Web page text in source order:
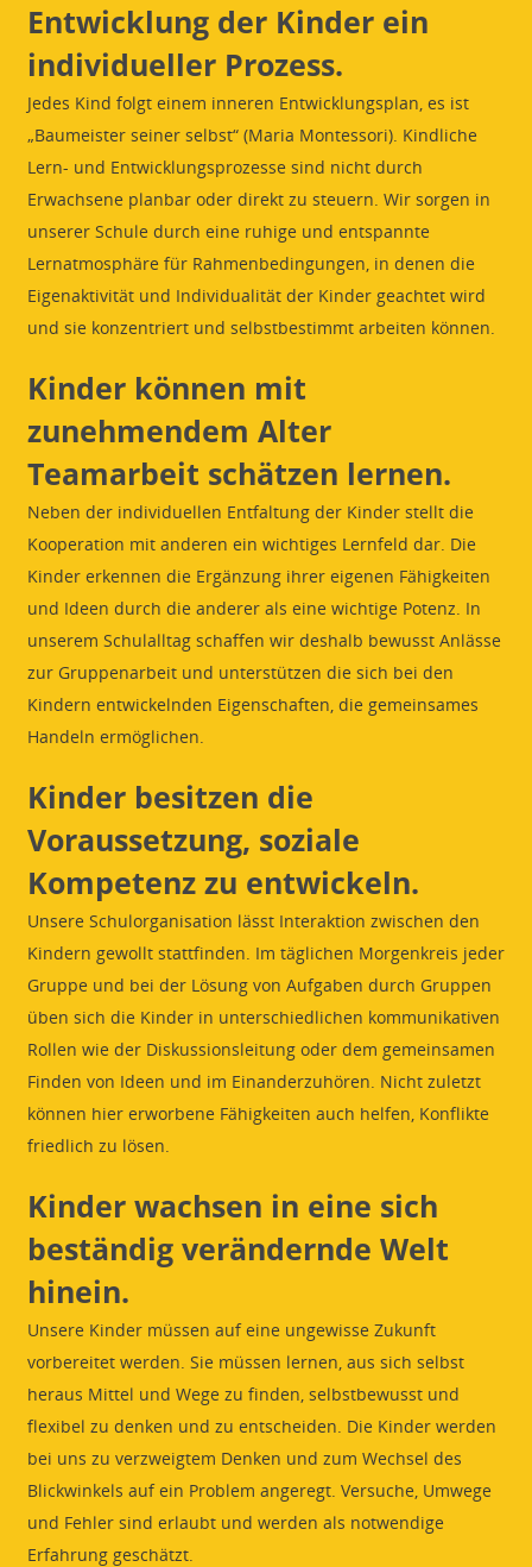
Entwicklung der Kinder ein
individueller Prozess.
Jedes Kind folgt einem inneren Entwicklungsplan, es ist
„Baumeister seiner selbst“ (Maria Montessori). Kindliche
Lern- und Entwicklungsprozesse sind nicht durch
Erwachsene planbar oder direkt zu steuern. Wir sorgen in
unserer Schule durch eine ruhige und entspannte
Lernatmosphäre für Rahmenbedingungen, in denen die
Eigenaktivität und Individualität der Kinder geachtet wird
und sie konzentriert und selbstbestimmt arbeiten können.
Kinder können mit
zunehmendem Alter
Teamarbeit schätzen lernen.
Neben der individuellen Entfaltung der Kinder stellt die
Kooperation mit anderen ein wichtiges Lernfeld dar. Die
Kinder erkennen die Ergänzung ihrer eigenen Fähigkeiten
und Ideen durch die anderer als eine wichtige Potenz. In
unserem Schulalltag schaffen wir deshalb bewusst Anlässe
zur Gruppenarbeit und unterstützen die sich bei den
Kindern entwickelnden Eigenschaften, die gemeinsames
Handeln ermöglichen.
Kinder besitzen die
Voraussetzung, soziale
Kompetenz zu entwickeln.
Unsere Schulorganisation lässt Interaktion zwischen den
Kindern gewollt stattfinden. Im täglichen Morgenkreis jeder
Gruppe und bei der Lösung von Aufgaben durch Gruppen
üben sich die Kinder in unterschiedlichen kommunikativen
Rollen wie der Diskussionsleitung oder dem gemeinsamen
Finden von Ideen und im Einanderzuhören. Nicht zuletzt
können hier erworbene Fähigkeiten auch helfen, Konflikte
friedlich zu lösen.
Kinder wachsen in eine sich
beständig verändernde Welt
hinein.
Unsere Kinder müssen auf eine ungewisse Zukunft
vorbereitet werden. Sie müssen lernen, aus sich selbst
heraus Mittel und Wege zu finden, selbstbewusst und
flexibel zu denken und zu entscheiden. Die Kinder werden
bei uns zu verzweigtem Denken und zum Wechsel des
Blickwinkels auf ein Problem angeregt. Versuche, Umwege
und Fehler sind erlaubt und werden als notwendige
Erfahrung geschätzt.